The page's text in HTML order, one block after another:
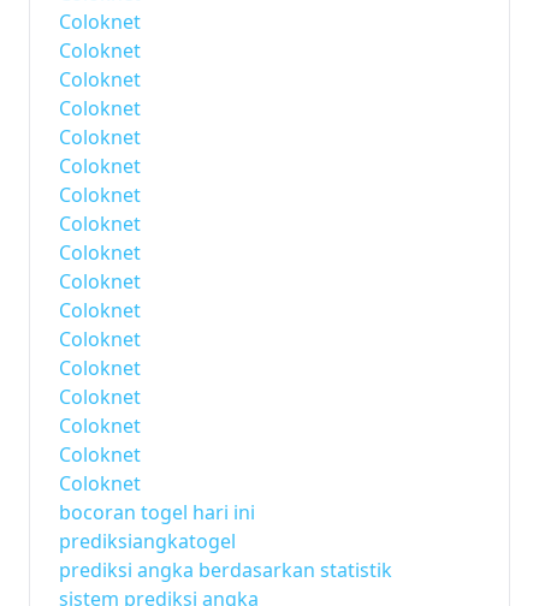
Coloknet
Coloknet
Coloknet
Coloknet
Coloknet
Coloknet
Coloknet
Coloknet
Coloknet
Coloknet
Coloknet
Coloknet
Coloknet
Coloknet
Coloknet
Coloknet
Coloknet
bocoran togel hari ini
prediksiangkatogel
prediksi angka berdasarkan statistik
sistem prediksi angka